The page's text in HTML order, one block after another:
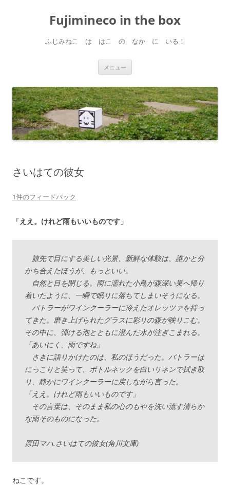
Fujimineco in the box
ふじみねこ は はこ の なか に いる！
メニュー
さいはての彼女
1件のフィードバック
「ええ。けれど雨もいいものです」
旅先で目にする美しい光景、新鮮な体験は、誰かと分
かち合えたほうが、もっといい。
自然と目を閉じる。雨に濡れた小鳥が森深い巣へ帰り
着いたように、一瞬で眠りに落ちてしまいそうになる。
バトラーがワインクーラーに冷えたオレッツァを持っ
てきた。磨き上げられたグラスに彩りの森が映りこむ。
その中に、弾ける泡とともに澄んだ水が注ぎこまれる。
「あいにく、雨ですね」
さきに語りかけたのは、私のほうだった。バトラーは
にっこりと笑って、ボトルネックを白いリネンで拭き取
り、静かにワインクーラーに戻しながら言った。
「ええ。けれど雨もいいものです」
その言葉は、そのまま私の心のもやを洗い流す清らか
な雨そのものになった。
原田マハ.さいはての彼女(角川文庫)
ねこです。